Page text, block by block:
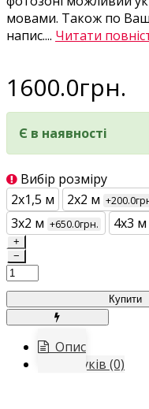
мовами. Також по
напис.... Читати
1600.0грн.
Є в наявності
Вибір розміру
2х1,5 м
2х2 м
3х2 м +650.0грн. 4х3 м
+
−
Купити
Опис
Відгуків (0)